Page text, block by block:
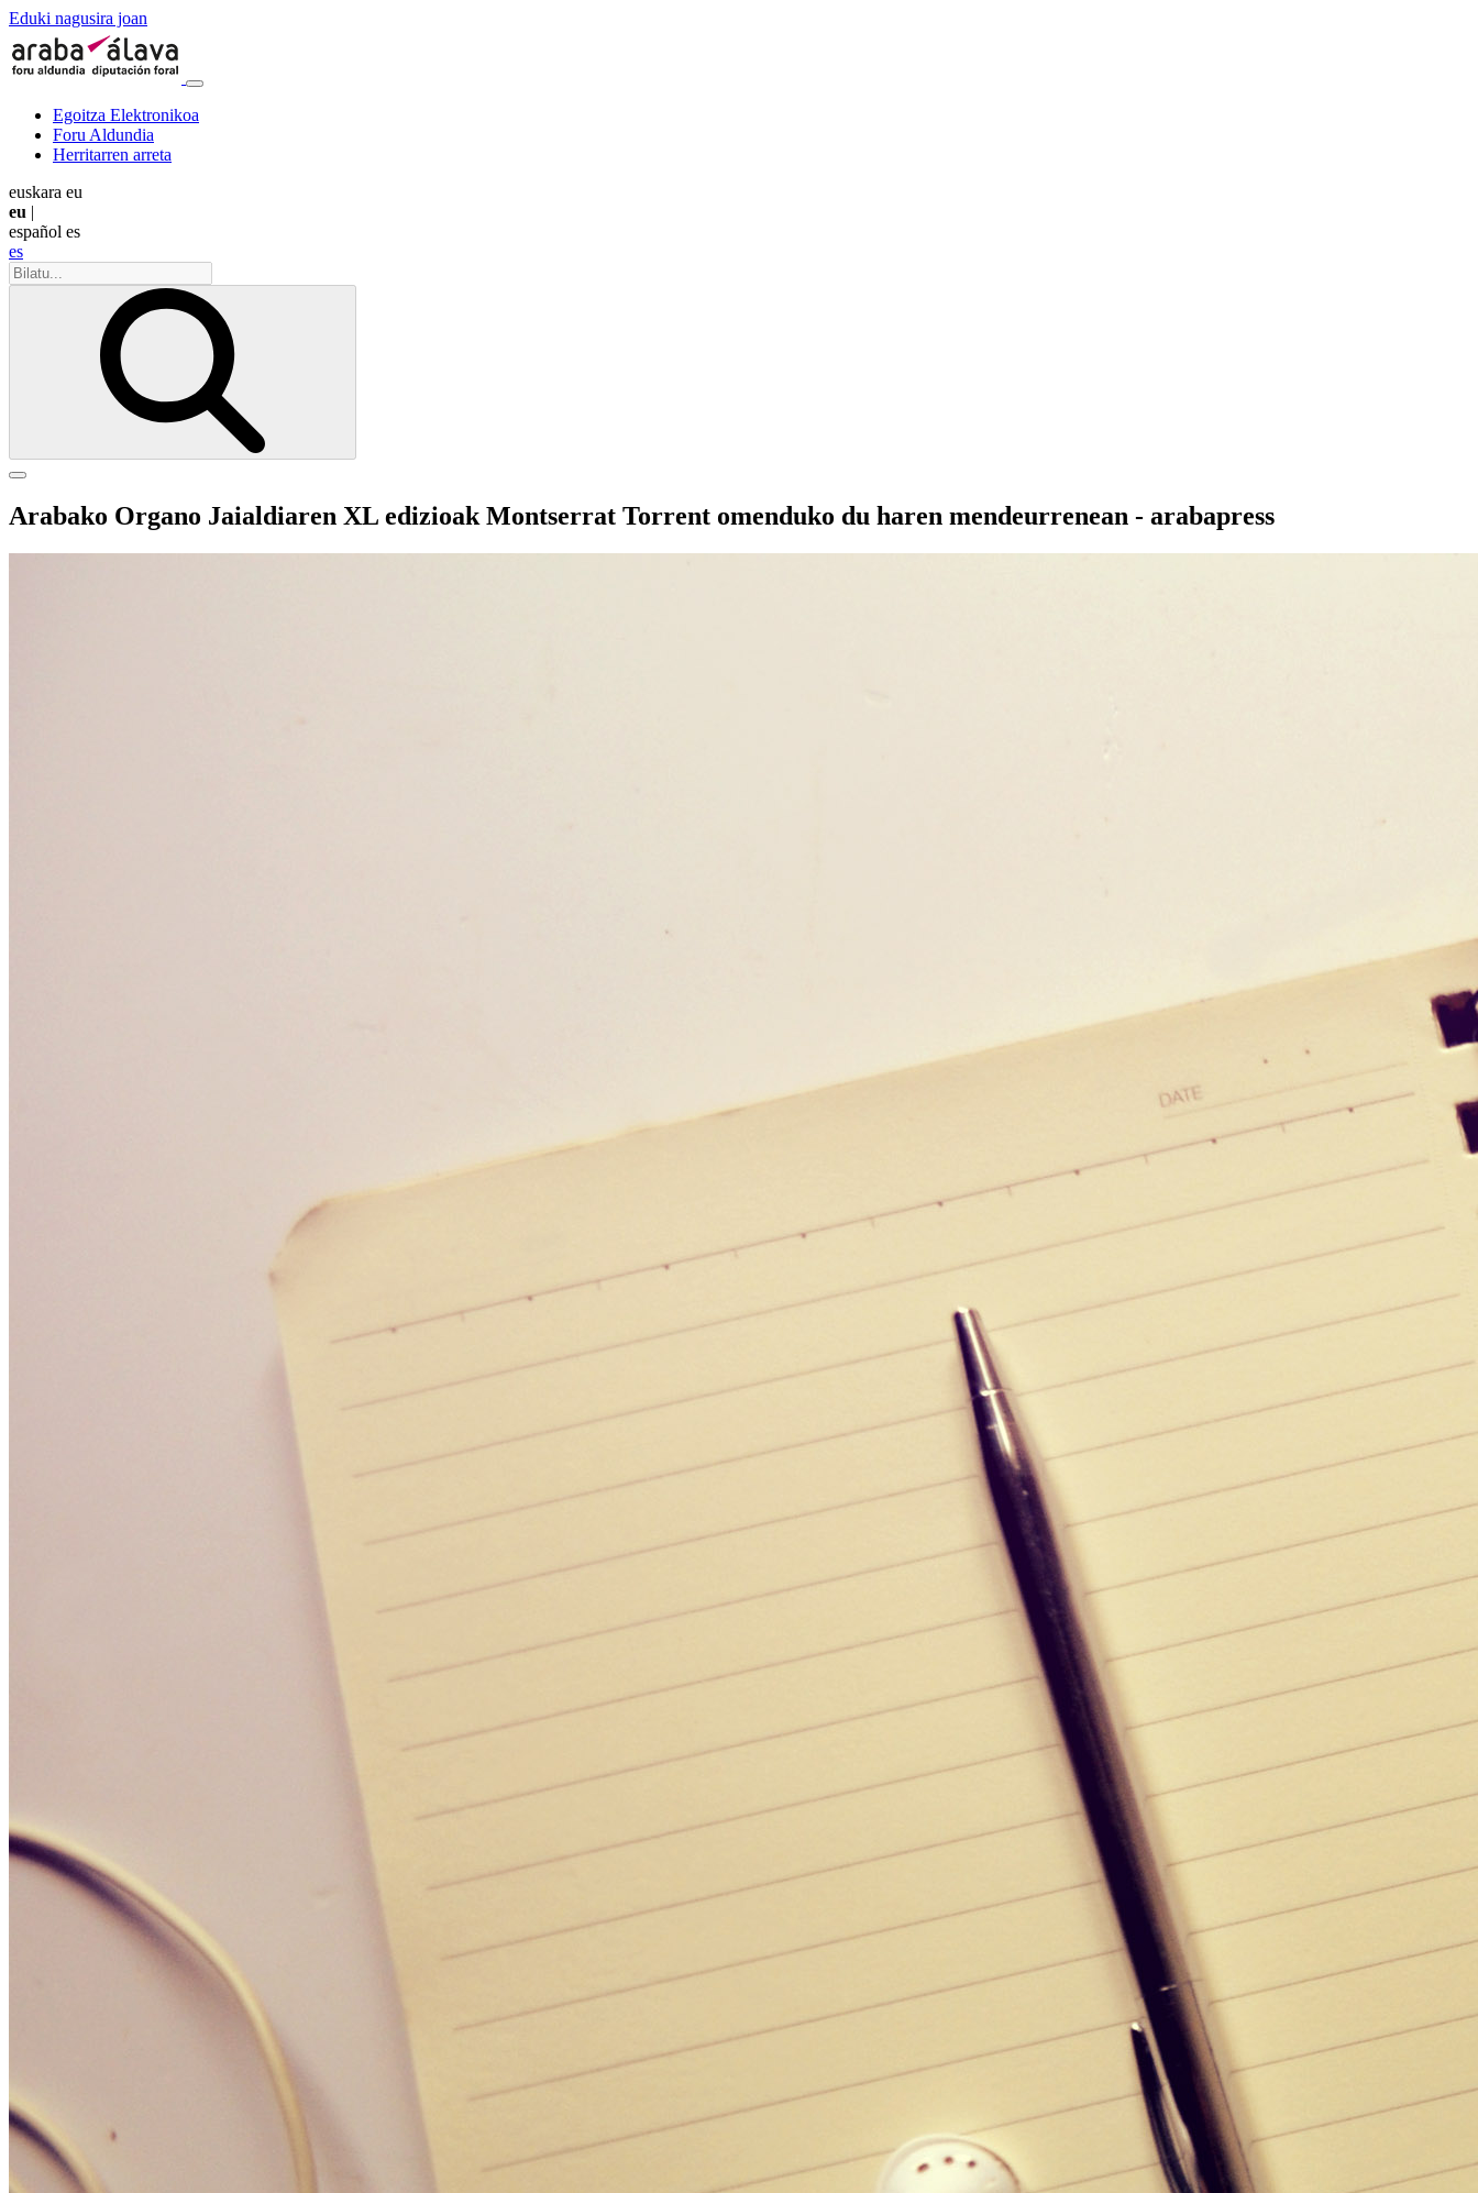
Eduki nagusira joan
Egoitza Elektronikoa
Foru Aldundia
Herritarren arreta
euskara eu
eu |
español es
es
Arabako Organo Jaialdiaren XL edizioak Montserrat Torrent omenduko du haren mendeurrenean - arabapress